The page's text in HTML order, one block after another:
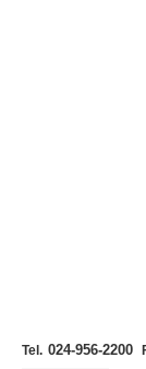
Tel. 024-956-2200